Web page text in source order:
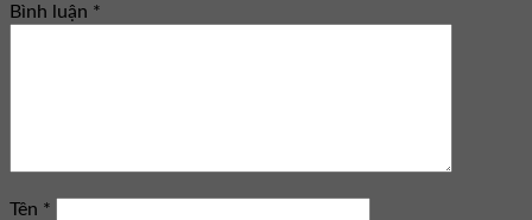
Bình luận *
Tên *